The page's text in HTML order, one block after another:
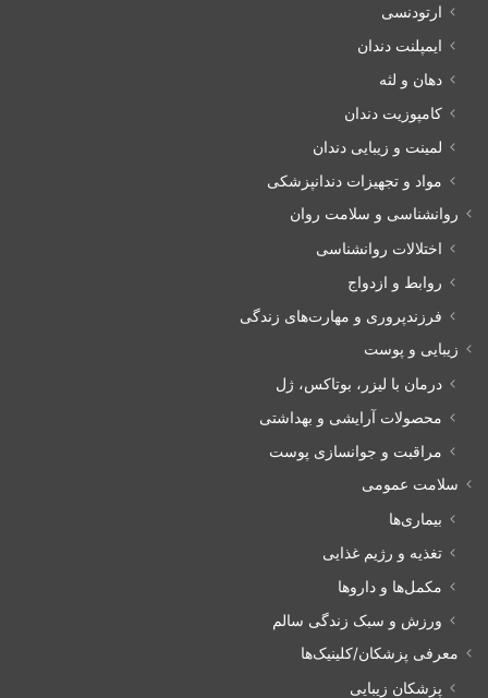
ارتودنسی
ایمپلنت دندان
دهان و لثه
کامپوزیت دندان
لمینت و زیبایی دندان
مواد و تجهیزات دندانپزشکی
روانشناسی و سلامت روان
اختلالات روانشناسی
روابط و ازدواج
فرزندپروری و مهارت‌های زندگی
زیبایی و پوست
درمان با لیزر، بوتاکس، ژل
محصولات آرایشی و بهداشتی
مراقبت و جوانسازی پوست
سلامت عمومی
بیماری‌ها
تغذیه و رژیم غذایی
مکمل‌ها و داروها
ورزش و سبک زندگی سالم
معرفی پزشکان/کلینیک‌ها
پزشکان زیبایی